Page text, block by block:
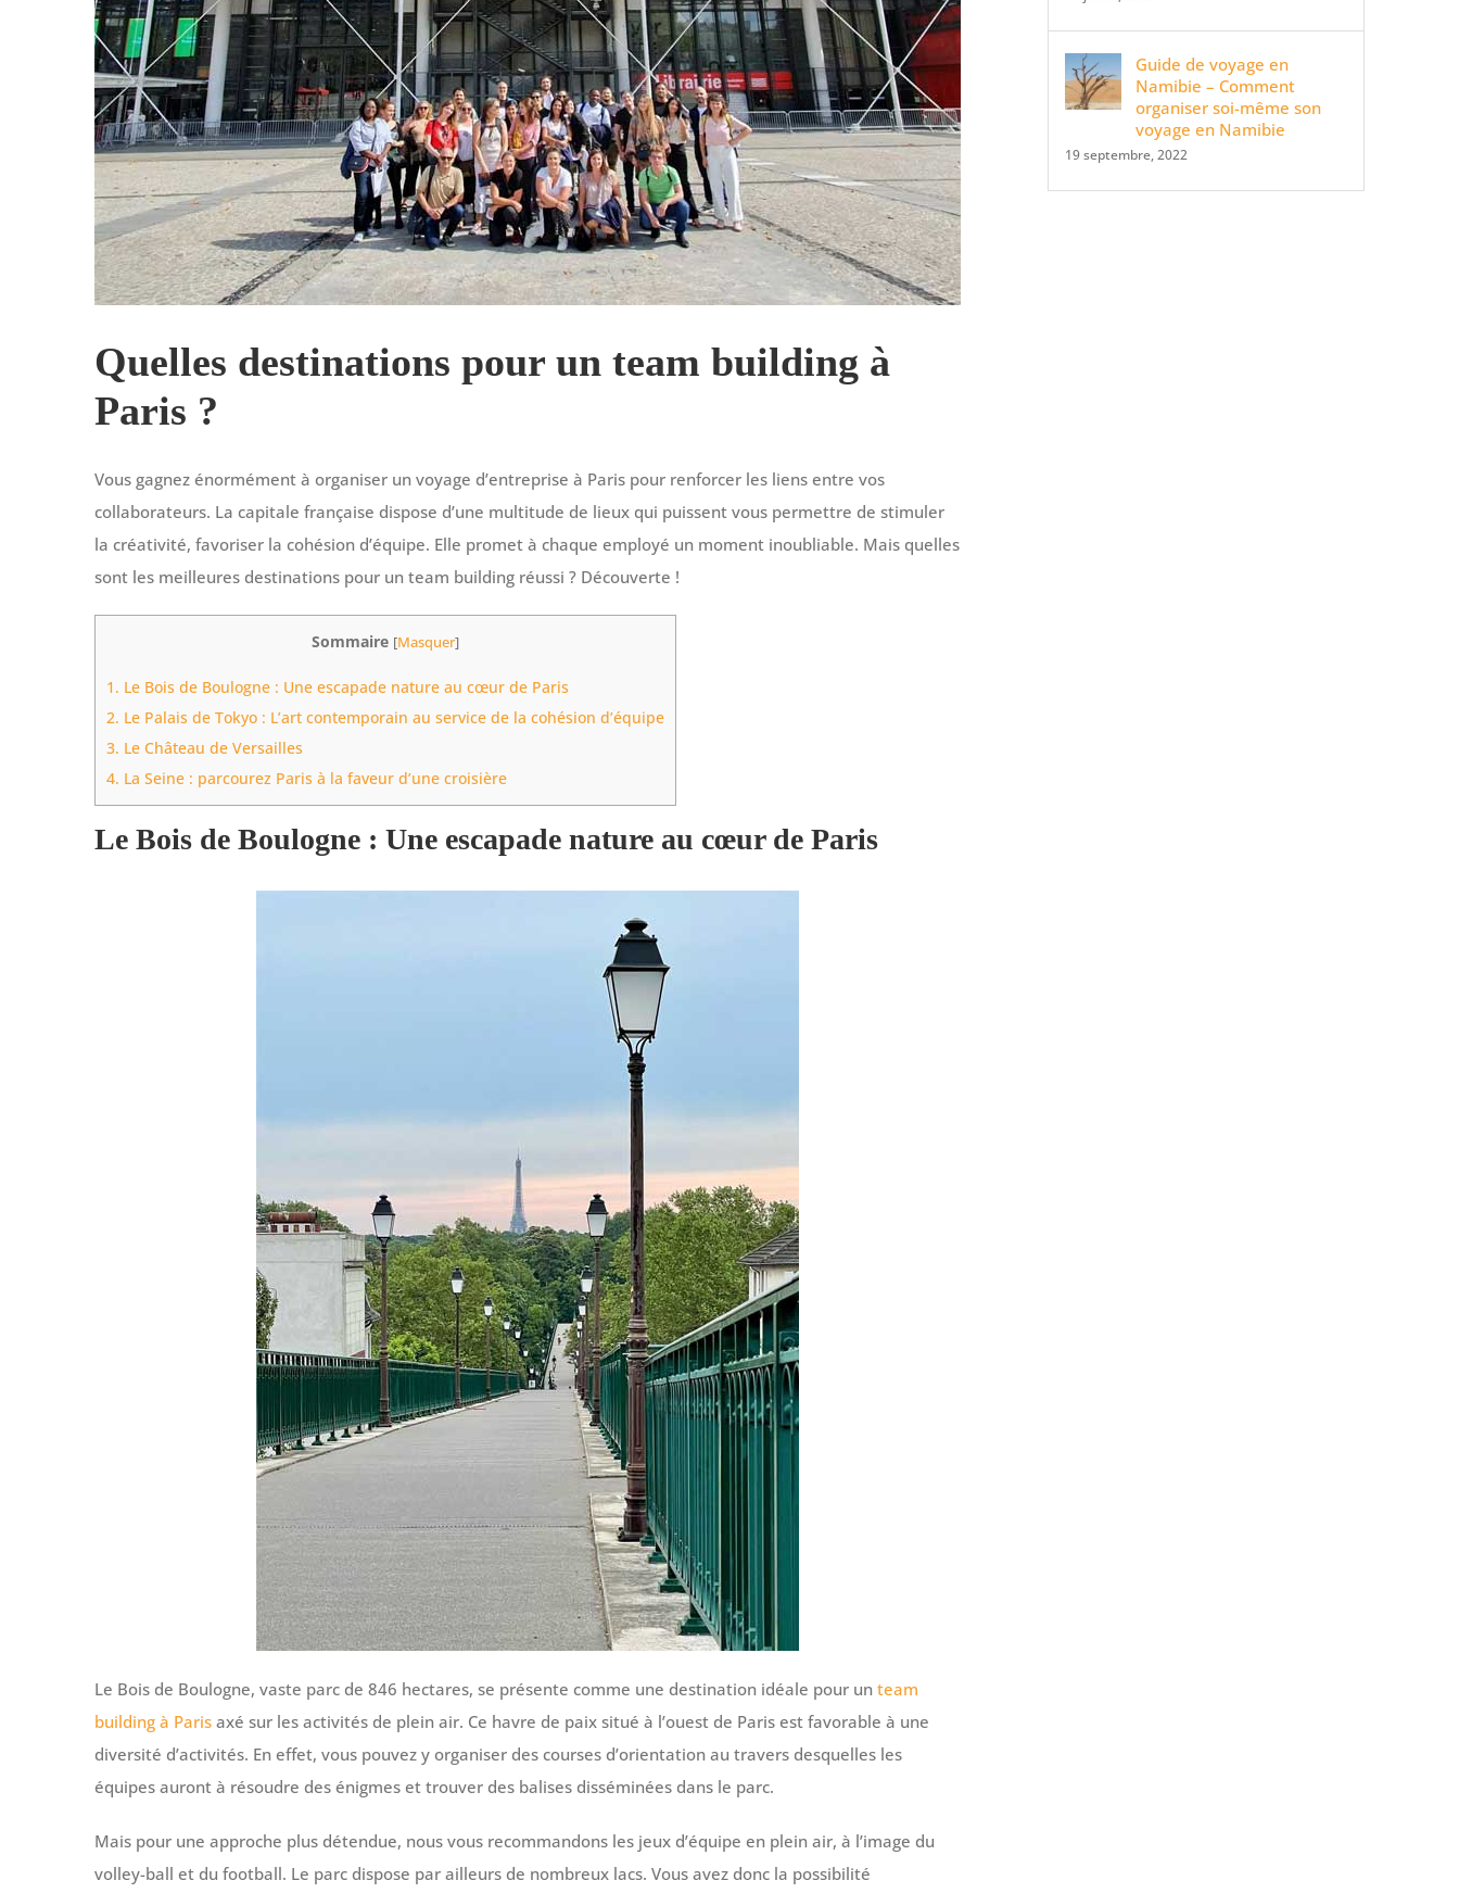
Quelles destinations pour un team building à
Paris ?
Vous gagnez énormément à organiser un voyage d’entreprise à Paris pour renforcer les liens entre vos
collaborateurs. La capitale française dispose d’une multitude de lieux qui puissent vous permettre de stimuler
la créativité, favoriser la cohésion d’équipe. Elle promet à chaque employé un moment inoubliable. Mais quelles
sont les meilleures destinations pour un team building réussi ? Découverte !
Sommaire [Masquer]
1. Le Bois de Boulogne : Une escapade nature au cœur de Paris
2. Le Palais de Tokyo : L’art contemporain au service de la cohésion d’équipe
3. Le Château de Versailles
4. La Seine : parcourez Paris à la faveur d’une croisière
Le Bois de Boulogne : Une escapade nature au cœur de Paris
Le Bois de Boulogne, vaste parc de 846 hectares, se présente comme une destination idéale pour un team
building à Paris axé sur les activités de plein air. Ce havre de paix situé à l’ouest de Paris est favorable à une
diversité d’activités. En effet, vous pouvez y organiser des courses d’orientation au travers desquelles les
équipes auront à résoudre des énigmes et trouver des balises disséminées dans le parc.
Mais pour une approche plus détendue, nous vous recommandons les jeux d’équipe en plein air, à l’image du
volley-ball et du football. Le parc dispose par ailleurs de nombreux lacs. Vous avez donc la possibilité
Guide de voyage en
Namibie – Comment
organiser soi-même son
voyage en Namibie
19 septembre, 2022